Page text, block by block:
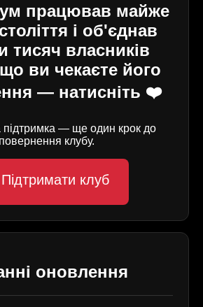
працював майже
і об'єднав
тисяч власників
ви чекаєте його
— натисніть ❤️
— ще один крок до
повернення клубу.
клуб
оновлення